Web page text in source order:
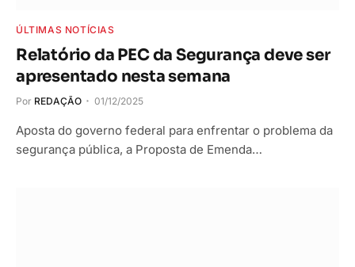
ÚLTIMAS NOTÍCIAS
Relatório da PEC da Segurança deve ser
apresentado nesta semana
Por REDAÇÃO 01/12/2025
Aposta do governo federal para enfrentar o problema da
segurança pública, a Proposta de Emenda…